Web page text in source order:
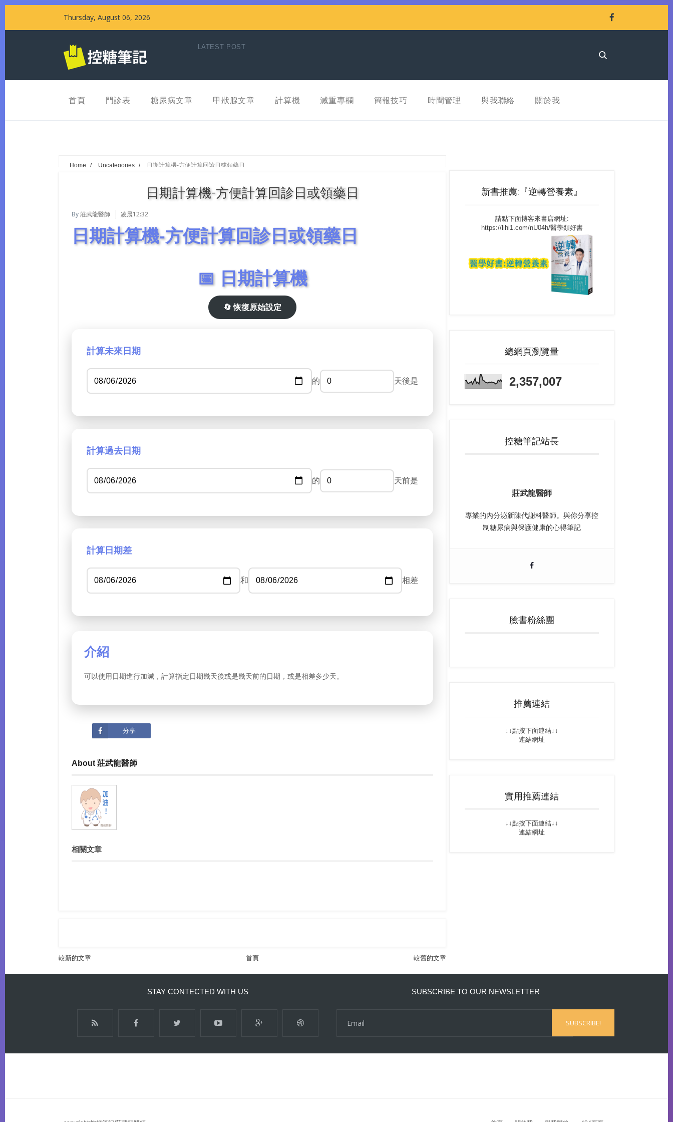
Thursday, August 06, 2026
LATEST POST
首頁 門診表 糖尿病文章 甲狀腺文章 計算機 減重專欄 簡報技巧 時間管理 與我聯絡 關於我
Home / Uncategories / 日期計算機-方便計算回診日或領藥日
日期計算機-方便計算回診日或領藥日
By莊武龍醫師 凌晨12:32
日期計算機-方便計算回診日或領藥日
📅 日期計算機
🔄 恢復原始設定
計算未來日期
的 天後是
計算過去日期
的 天前是
計算日期差
和 相差
介紹
可以使用日期進行加減，計算指定日期幾天後或是幾天前的日期，或是相差多少天。
分享
About 莊武龍醫師
相關文章
較新的文章 較舊的文章
首頁
新書推薦:『逆轉營養素』
請點下面博客來書店網址:
https://lihi1.com/nU04h/醫學類好書
總網頁瀏覽量
2,357,007
控糖筆記站長
莊武龍醫師
專業的內分泌新陳代謝科醫師。與你分享控
制糖尿病與保護健康的心得筆記
臉書粉絲團
推薦連結
↓↓點按下面連結↓↓
連結網址
實用推薦連結
↓↓點按下面連結↓↓
連結網址
STAY CONTECTED WITH US SUBSCRIBE TO OUR NEWSLETTER